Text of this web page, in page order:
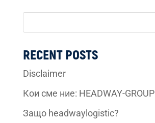
RECENT POSTS
Disclaimer
Кои сме ние: HEADWAY-GROUP
Защо headwaylogistic?